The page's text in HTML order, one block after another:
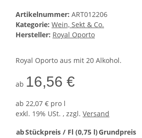
Artikelnummer: ART012206
Kategorie: Wein, Sekt & Co.
Hersteller: Royal Oporto
Royal Oporto aus mit 20 Alkohol.
ab 16,56 €
ab 22,07 € pro l
exkl. 19% USt. , zzgl. Versand
abStückpreis / Fl (0,75 l)Grundpreis